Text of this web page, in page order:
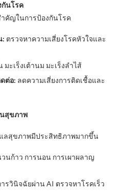
กันโรค
คัญในการป้องกันโรค
: ตรวจหาความเสี่ยงโรคหัวใจและ
มะเร็งเต้านม มะเร็งลำไส้
ต่อ: ลดความเสี่ยงการติดเชื้อและ
สุขภาพ
ลสุขภาพมีประสิทธิภาพมากขึ้น
นก้าว การนอน การเผาผลาญ
ารวินิจฉัยผ่าน AI ตรวจหาโรคเร็ว